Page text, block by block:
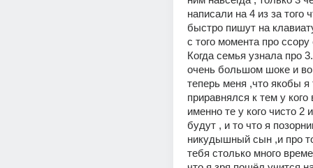
написали на 4 из за того
быстро пишут на
с того момента про
Когда семья узнала про
очень большом шоке и
теперь меня ,что якобы я
приравнялся к тем у кого
именно те у кого чисто 2
будут , и то что я
никудышный сын ,и про
тебя столько много